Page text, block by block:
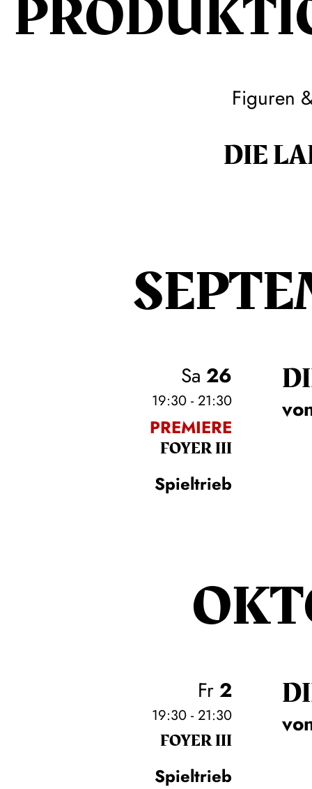
Figuren
DIE
Sa 26
19:30 - 21:30
PREMIERE
FOYER III
Spieltrieb
Fr2
19:30 - 21:30
FOYER III
Spieltrieb